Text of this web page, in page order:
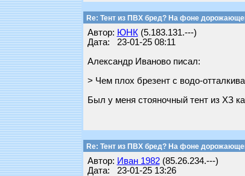
Re: Тент из ПВХ бред? На фоне
Автор: ЮНК (5.183.131.---)
Дата: 23-01-25 08:11
Александр Иваново писал:
> Чем плох брезент с водо-
Был у меня стояночный тент из ХЗ
Re: Тент из ПВХ бред? На фоне
Автор: Иван 1982(85.26.234.---)
Дата: 23-01-25 13:26